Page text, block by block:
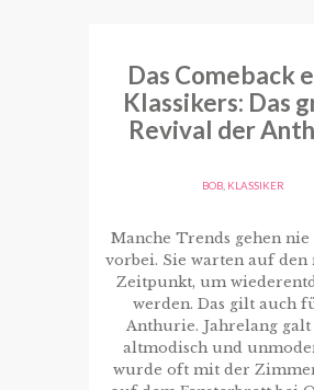
Das Comeback
Klassikers: Das
Revival der
BOB KLASSIKER
Manche Trends gehen
vorbei. Sie warten auf den
Zeitpunkt, um
werden. Das gilt auch
Anthurie. Jahrelang galt
altmodisch und
wurde oft mit der